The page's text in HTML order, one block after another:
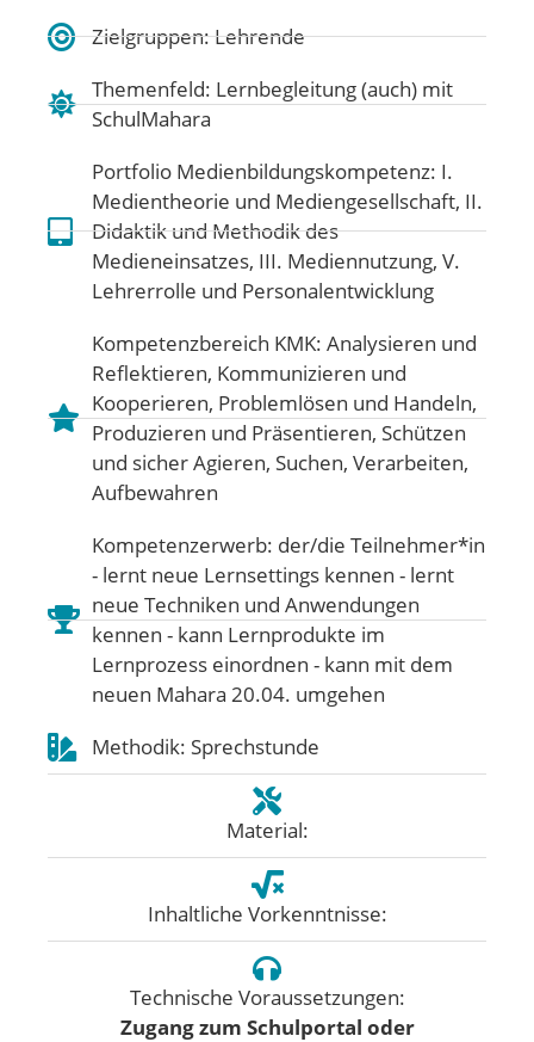
Zielgruppen: Lehrende
Themenfeld: Lernbegleitung (auch) mit
SchulMahara
Portfolio Medienbildungskompetenz: I.
Medientheorie und Mediengesellschaft, II.
Didaktik und Methodik des
Medieneinsatzes, III. Mediennutzung, V.
Lehrerrolle und Personalentwicklung
Kompetenzbereich KMK: Analysieren und
Reflektieren, Kommunizieren und
Kooperieren, Problemlösen und Handeln,
Produzieren und Präsentieren, Schützen
und sicher Agieren, Suchen, Verarbeiten,
Aufbewahren
Kompetenzerwerb: der/die Teilnehmer*in
- lernt neue Lernsettings kennen - lernt
neue Techniken und Anwendungen
kennen - kann Lernprodukte im
Lernprozess einordnen - kann mit dem
neuen Mahara 20.04. umgehen
Methodik: Sprechstunde
Material:
Inhaltliche Vorkenntnisse:
Technische Voraussetzungen:
Zugang zum Schulportal oder